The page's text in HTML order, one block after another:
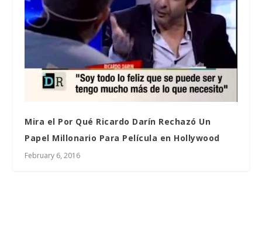
Mira el Por Qué Ricardo Darín Rechazó Un
Papel Millonario Para Película en Hollywood
February 6, 2016